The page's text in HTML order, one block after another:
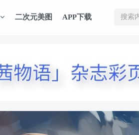
二次元美图 APP下载